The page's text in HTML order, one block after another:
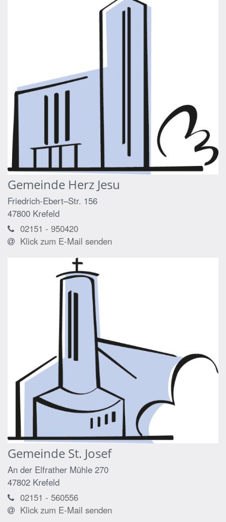
Gemeinde Herz Jesu
Friedrich-Ebert–Str. 156
47800 Krefeld
02151 - 950420
Klick zum E-Mail senden
Gemeinde St. Josef
An der Elfrather Mühle 270
47802 Krefeld
02151 - 560556
Klick zum E-Mail senden